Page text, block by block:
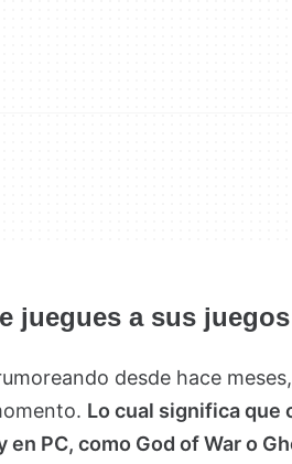
juegues a sus
desde hace
Lo cual significa que
en PC, como God of War o